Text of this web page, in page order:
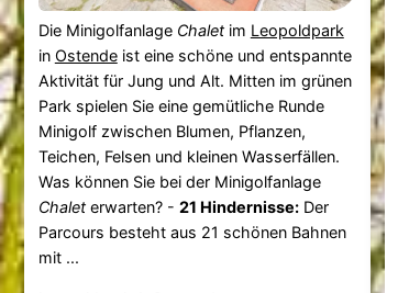
Die Minigolfanlage Chaletim Leopoldpark
in Ostendeist eine schöne und entspannte
Aktivität für Jung und Alt. Mitten im grünen
Park spielen Sie eine gemütliche Runde
Minigolf zwischen Blumen, Pflanzen,
Teichen, Felsen und kleinen Wasserfällen.
Was können Sie bei der Minigolfanlage
Chaleterwarten? - 21 Hindernisse:Der
Parcours besteht aus 21 schönen Bahnen
mit ...